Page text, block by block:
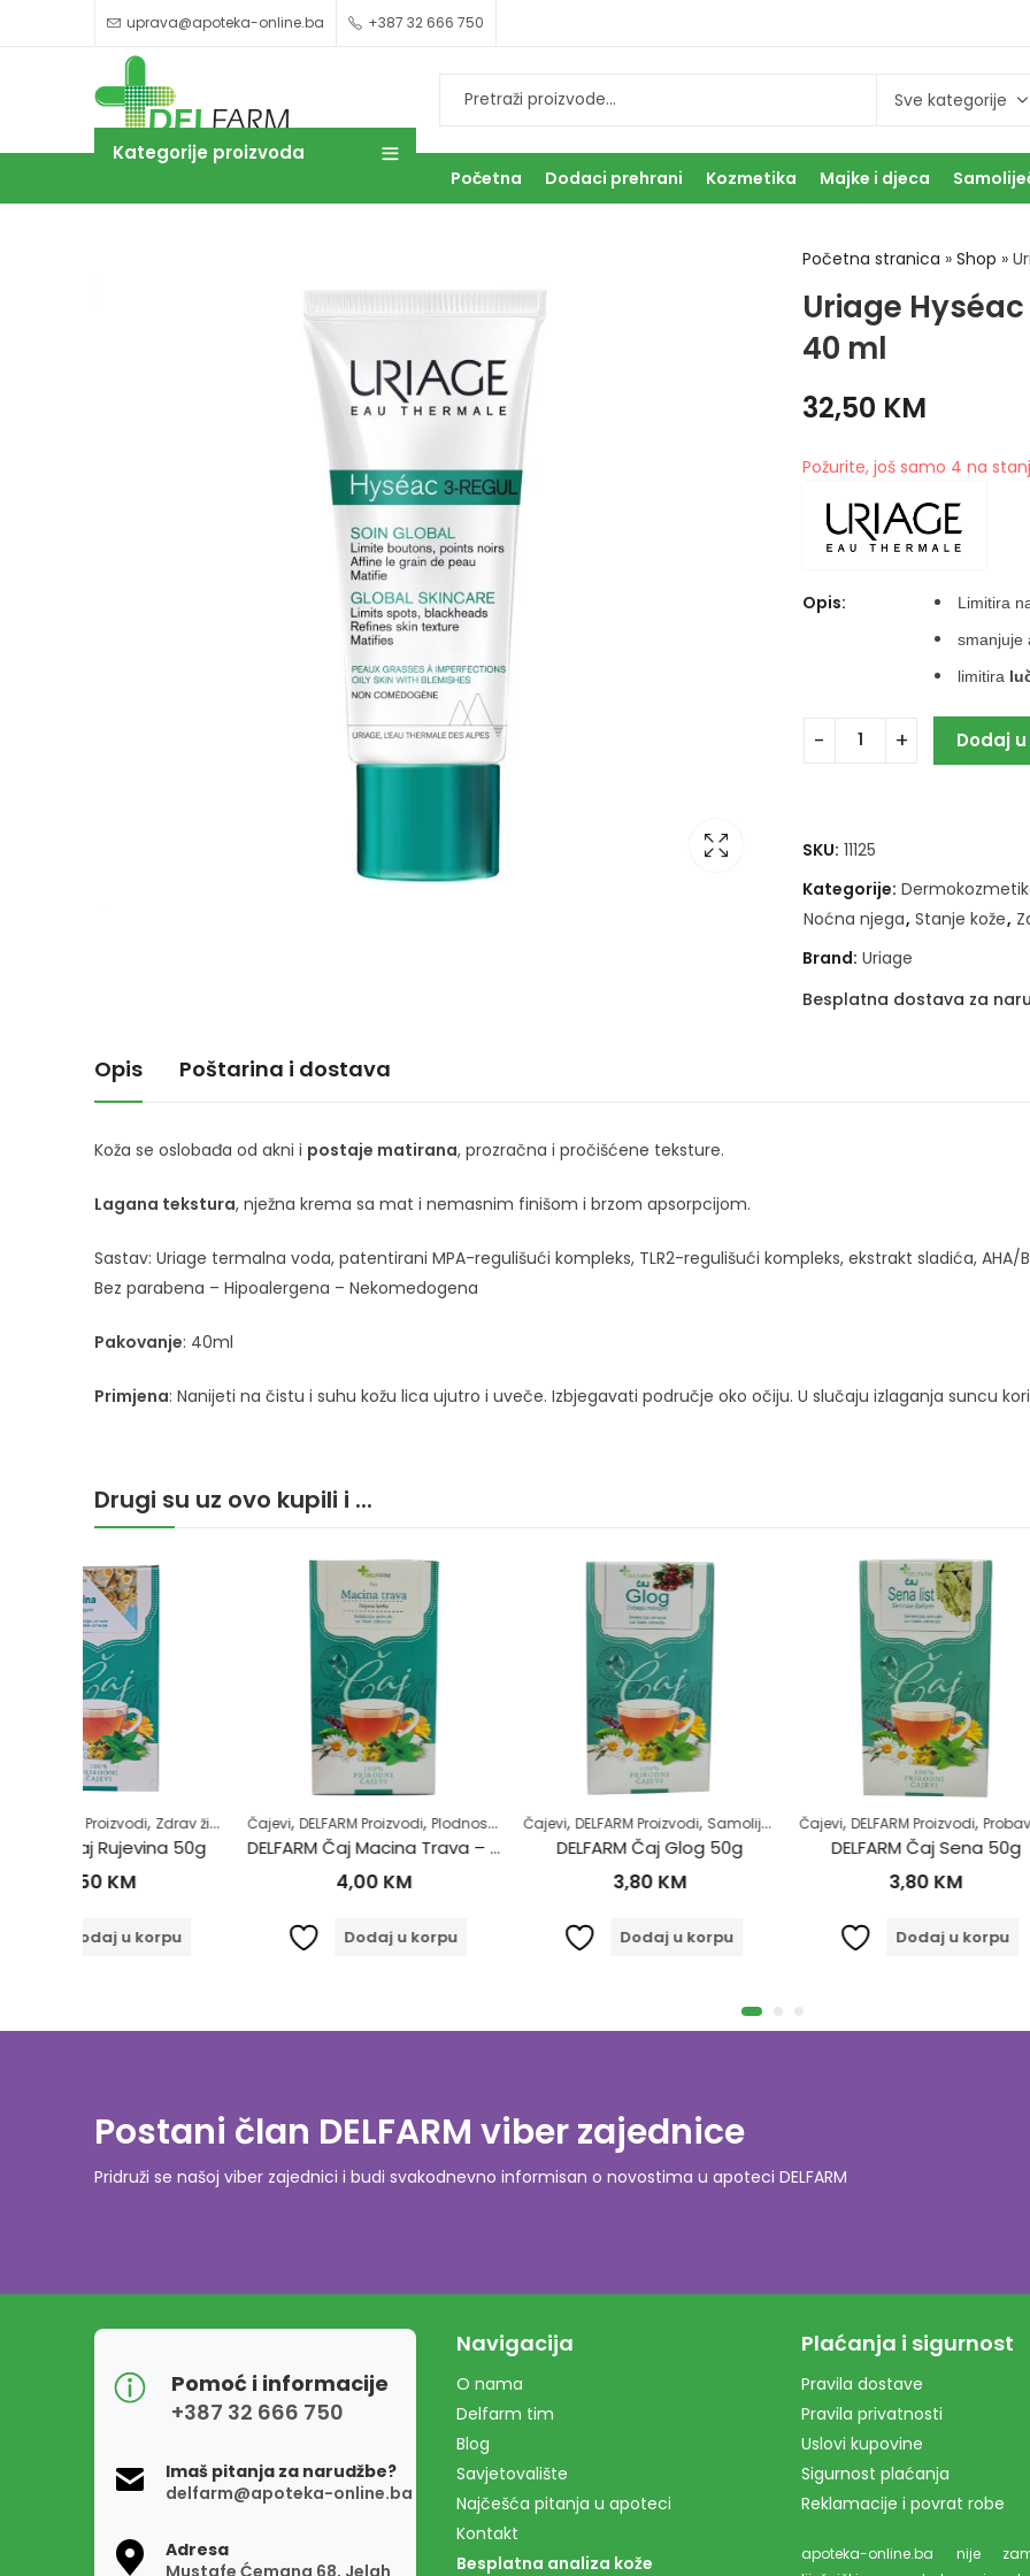
uprava@apoteka-online.ba +387 32 666 750
Kategorije proizvoda
Početna Dodaci prehrani Kozmetika Majke i djeca
Početna stranica » Shop »
Uriage
40 ml
32,50 KM
Požurite, još samo 4 na
Opis: Limitira
smanjuje
limitira
Dodaj
SKU: 11125
Kategorije:
Noćna njega, Stanje kože,
Brand: Uriage
Besplatna dostava za
Opis Poštarina i dostava
Koža se oslobađa od akni i postaje matirana, prozračna i pročišćene teksture.
Lagana tekstura, nježna krema sa mat i nemasnim finišom i brzom apsorpcijom.
Sastav: Uriage termalna voda, patentirani MPA-regulišući kompleks, TLR2-regulišući kompleks, ekstrakt sladića, AHA/
Bez parabena – Hipoalergena – Nekomedogena
Pakovanje: 40ml
Primjena: Nanijeti na čistu i suhu kožu lica ujutro i uveče. Izbjegavati područje oko očiju. U slučaju izlaganja suncu
Drugi su uz ovo kupili i ...
Čajevi,DELFARM Proizvodi,Plodnost ,Samoliječenje,Zdrav život
DELFARM Čaj Macina Trava – Očajnica 50g
Dodaj u korpu
Čajevi,DELFARM Proizvodi,Samoliječenje ,Zdrav život,Zdravlje kardiovaskularnog sistema
DELFARM Čaj Glog 50g
Dodaj u korpu
Čajevi,DELFARM Proizvodi,Probavni sistem ,Regulacija
DELFARM Čaj Sena 50g
Dodaj u korpu
Čajevi,
Postani član DELFARM viber zajednice
Pridruži se našoj viber zajednici i budi svakodnevno informisan o novostima u apoteci DELFARM
Pomoć i informacije
+387 32 666 750
Imaš pitanja za narudžbe?
delfarm@apoteka-online.ba
Adresa
Mustafe Ćemana 68, Jelah
Navigacija
O nama
Delfarm tim
Blog
Savjetovalište
Najčešća pitanja u apoteci
Kontakt
Besplatna analiza kože
Plaćanja i sigurnost
Pravila dostave
Pravila privatnosti
Uslovi kupovine
Sigurnost plaćanja
Reklamacije i povrat robe
apoteka-online.ba nije